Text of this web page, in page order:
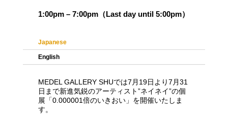
1:00pm – 7:00pm（Last day until 5:00pm）
Japanese
English
MEDEL GALLERY SHUでは7月19日より7月31
日まで新進気鋭のアーティスト”ネイネイ”の個
展「0.000001倍のいきおい」を開催いたしま
す。